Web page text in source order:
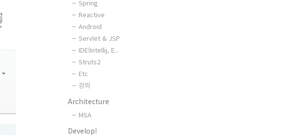
Spring
Reactive
Android
Servlet & JSP
IDE(Intellij, E..
Struts2
Etc
강의
Architecture
MSA
Develop!